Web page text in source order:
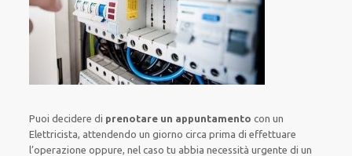
Puoi decidere di prenotare un appuntamento con un
Elettricista, attendendoun giorno circa prima dieffettuare
l’operazione oppure, nel caso tu abbia necessità urgente di un